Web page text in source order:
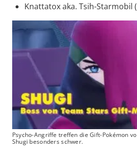
Knattatox aka. Tsih-Starmobil
Psycho-Angriffe treffen die Gift-Pokémon
Shugi besonders schwer.